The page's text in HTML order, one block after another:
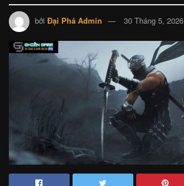
bởi Đại Phá Admin 30 Tháng 5, 2026